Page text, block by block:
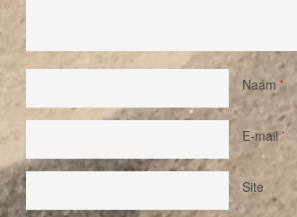
Naam *
E-mail*
Site